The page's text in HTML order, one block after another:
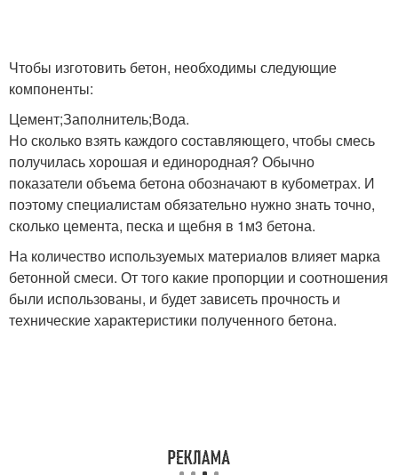
Чтобы изготовить бетон, необходимы следующие
компоненты:
Цемент;Заполнитель;Вода.
Но сколько взять каждого составляющего, чтобы смесь
получилась хорошая и единородная? Обычно
показатели объема бетона обозначают в кубометрах. И
поэтому специалистам обязательно нужно знать точно,
сколько цемента, песка и щебня в 1м3 бетона.
На количество используемых материалов влияет марка
бетонной смеси. От того какие пропорции и соотношения
были использованы, и будет зависеть прочность и
технические характеристики полученного бетона.